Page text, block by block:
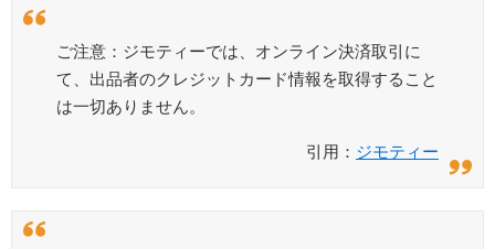
ご注意：ジモティーでは、オンライン決済取引に
て、出品者のクレジットカード情報を取得すること
は一切ありません。
引用： ジモティー